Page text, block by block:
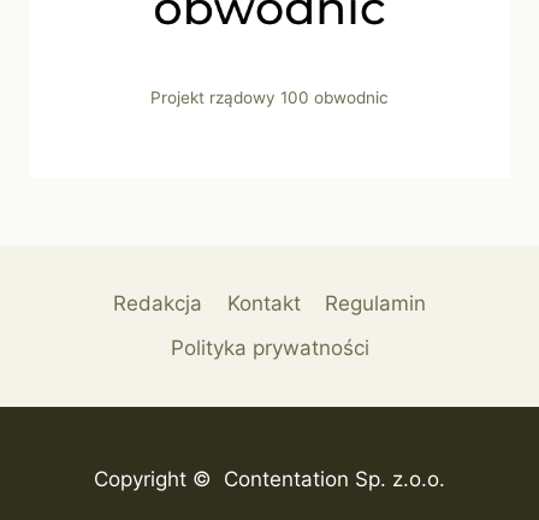
Projekt rządowy 100 obwodnic
Redakcja Kontakt
Regulamin
Polityka prywatności
Copyright © Contentation Sp. z.o.o.